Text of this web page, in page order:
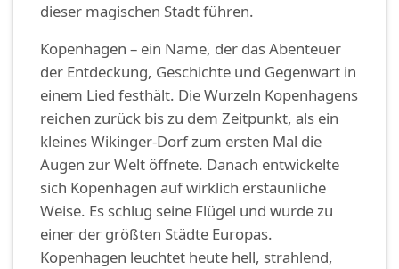
dieser magischen Stadt führen.
Kopenhagen – ein Name, der das Abenteuer
der Entdeckung, Geschichte und Gegenwart in
einem Lied festhält. Die Wurzeln Kopenhagens
reichen zurück bis zu dem Zeitpunkt, als ein
kleines Wikinger-Dorf zum ersten Mal die
Augen zur Welt öffnete. Danach entwickelte
sich Kopenhagen auf wirklich erstaunliche
Weise. Es schlug seine Flügel und wurde zu
einer der größten Städte Europas.
Kopenhagen leuchtet heute hell, strahlend,